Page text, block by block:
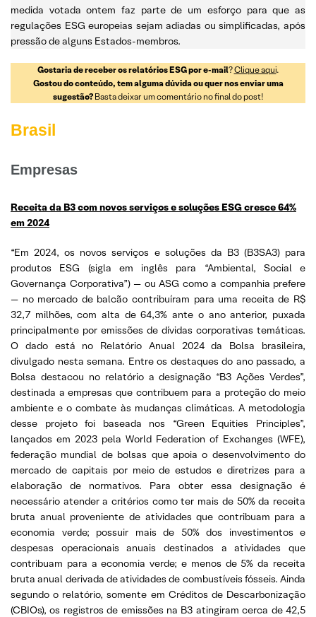
medida votada ontem faz parte de um esforço para que as
regulações ESG europeias sejam adiadas ou simplificadas, após
pressão de alguns Estados-membros.
Gostaria de receber os relatórios ESG por e-mail?Clique aqui.
Gostou do conteúdo, tem alguma dúvida ou quer nos enviar uma
sugestão?Basta deixar um comentário no final do post!
Brasil
Empresas
Receita da B3 com novos serviços e soluções ESG cresce 64%
em 2024
“Em 2024, os novos serviços e soluções da B3 (B3SA3) para
produtos ESG (sigla em inglês para “Ambiental, Social e
Governança Corporativa”) — ou ASG como a companhia prefere
— no mercado de balcão contribuíram para uma receita de R$
32,7 milhões, com alta de 64,3% ante o ano anterior, puxada
principalmente por emissões de dívidas corporativas temáticas.
O dado está no Relatório Anual 2024 da Bolsa brasileira,
divulgado nesta semana. Entre os destaques do ano passado, a
Bolsa destacou no relatório a designação “B3 Ações Verdes”,
destinada a empresas que contribuem para a proteção do meio
ambiente e o combate às mudanças climáticas. A metodologia
desse projeto foi baseada nos “Green Equities Principles”,
lançados em 2023 pela World Federation of Exchanges (WFE),
federação mundial de bolsas que apoia o desenvolvimento do
mercado de capitais por meio de estudos e diretrizes para a
elaboração de normativos. Para obter essa designação é
necessário atender a critérios como ter mais de 50% da receita
bruta anual proveniente de atividades que contribuam para a
economia verde; possuir mais de 50% dos investimentos e
despesas operacionais anuais destinados a atividades que
contribuam para a economia verde; e menos de 5% da receita
bruta anual derivada de atividades de combustíveis fósseis. Ainda
segundo o relatório, somente em Créditos de Descarbonização
(CBIOs), os registros de emissões na B3 atingiram cerca de 42,5